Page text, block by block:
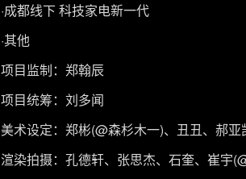
·成都线下 科技家电新一代
·其他
项目监制：郑翰辰
项目统筹：刘多闻
美术设定：郑彬(@森杉木一)、丑丑、郝
渲染拍摄：孔德轩、张思杰、石奎、崔宇